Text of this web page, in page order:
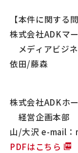
【本件に関する
株式会社ADKマ
メディアビジ
依田/藤森
株式会社ADKホ
経営企画本部
山/大沢 e-mail
PDFはこちら